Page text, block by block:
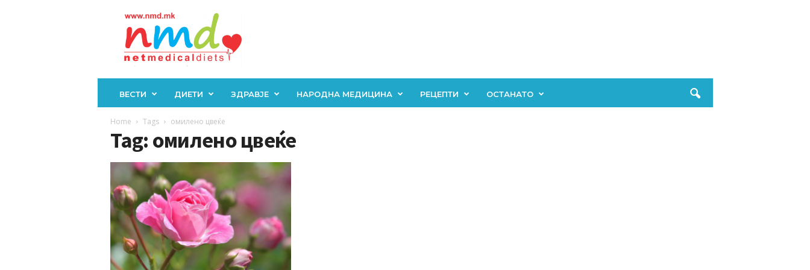
ВЕСТИ ДИЕТИ ЗДРАВЈЕ НАРОДНА МЕДИЦИНА РЕЦЕПТИ ОСТАНАТО
Home Tags омилено цвеќе
Tag: омилено цвеќе